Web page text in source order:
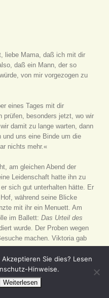
liebe Mama, daß ich mit dir
daß ein Mann, der so
von mir vorgezogen zu
eines Tages mit dir
prüfen, besonders jetzt, wo wir
damit zu lange warten, dann
und uns eine Binde um die
nichts mehr.«
am gleichen Abend der
Leidenschaft hatte ihn zu
sich gut unterhalten hätte. Er
während seine Blicke
mit ihr ein Menuett. Am
im Ballett: Das Urteil des
wurde. Der Proben wegen
machen. Viktoria gab
geliebt werden willst,
werden. Saintepallaie
fühlte Viktoria, daß ihr
Sie dies? Lesen
Hinweise.
Weiterlesen